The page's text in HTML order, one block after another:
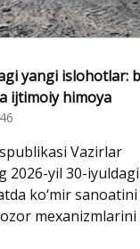
yangi islohotlar:
ijtimoiy himoya
Vazirlar
2026-yil 30-
ko‘mir sanoatini